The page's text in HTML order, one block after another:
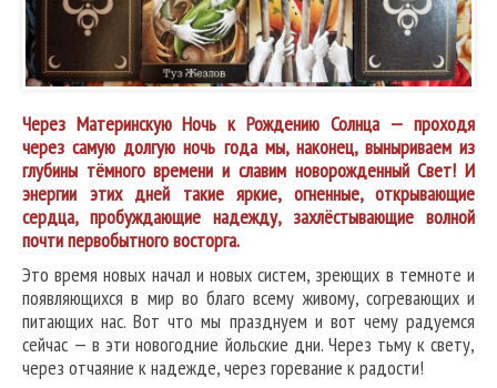
Через Материнскую Ночь к Рождению Солнца — проходя
через самую долгую ночь года мы, наконец, выныриваем из
глубины тёмного времени и славим новорожденный Свет! И
энергии этих дней такие яркие, огненные, открывающие
сердца, пробуждающие надежду, захлёстывающие волной
почти первобытного восторга.
Это время новых начал и новых систем, зреющих в темноте и
появляющихся в мир во благо всему живому, согревающих и
питающих нас. Вот что мы празднуем и вот чему радуемся
сейчас — в эти новогодние йольские дни. Через тьму к свету,
через отчаяние к надежде, через горевание к радости!